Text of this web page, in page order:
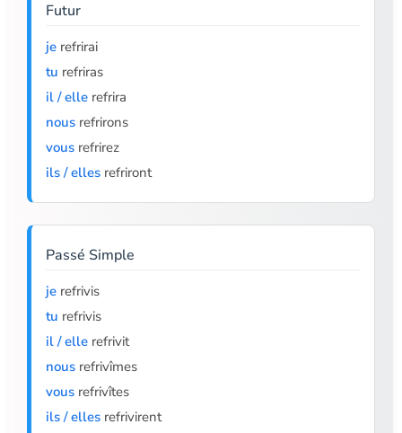
Futur
je refrirai
tu refriras
il / elle refrira
nous refrirons
vous refrirez
ils / elles refriront
Passé Simple
je refrivis
tu refrivis
il / elle refrivit
nous refrivîmes
vous refrivîtes
ils / elles refrivirent